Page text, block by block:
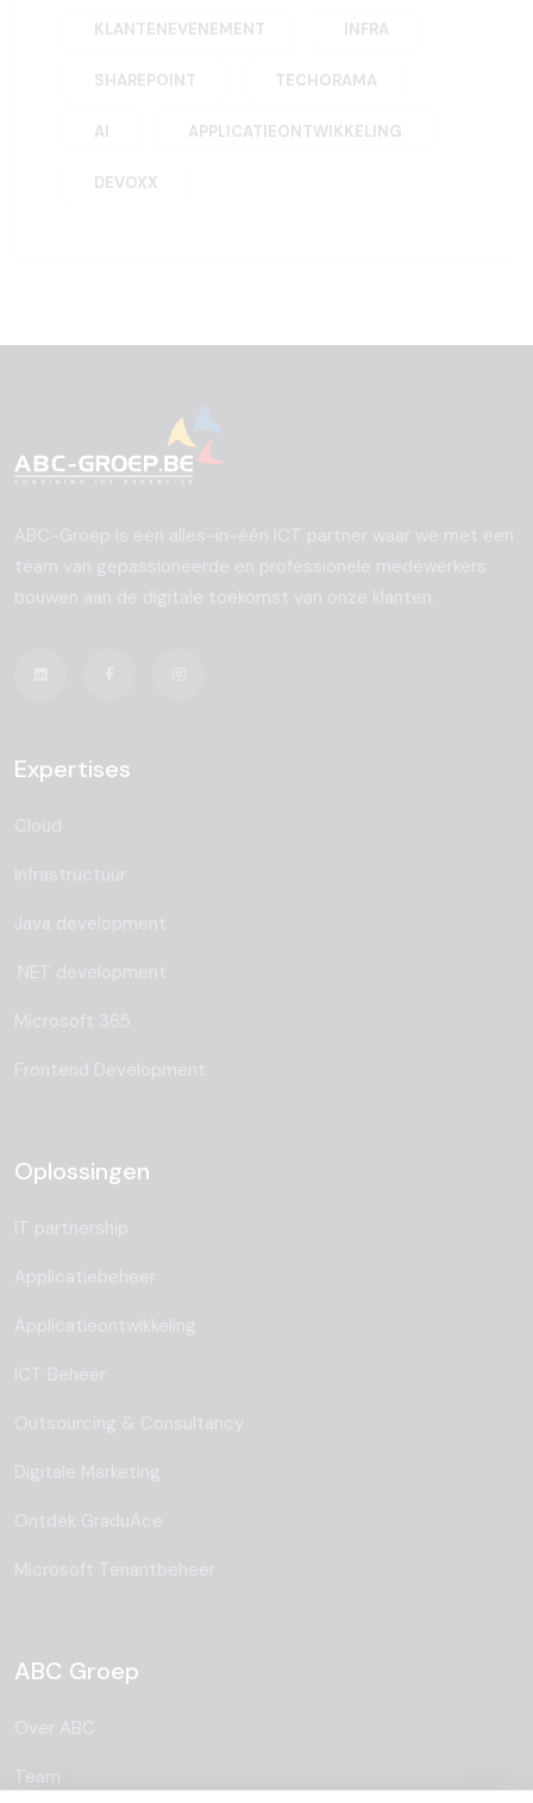
KLANTENEVENEMENT INFRA
SHAREPOINT TECHORAMA
AI APPLICATIEONTWIKKELING
DEVOXX
Expertises
Oplossingen
ABC Groep
Team